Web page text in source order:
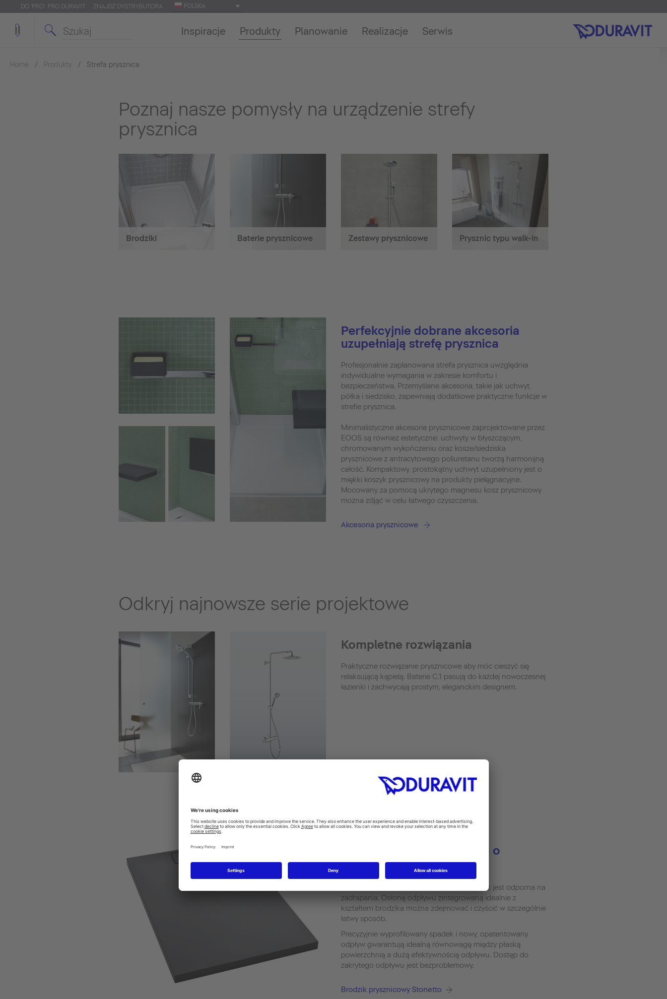
DO 'PRO': PRO.DURAVIT ZNAJDŹ DYSTRYBUTORA POLSKA
Inspiracje Produkty Planowanie Realizacje Serwis
Home Produkty Strefa prysznica
Poznaj nasze pomysły na urządzenie strefy
prysznica
Brodziki Baterie prysznicowe Zestawy prysznicowe Prysznic typu walk-in
Perfekcyjnie dobrane akcesoria
uzupełniają strefę prysznica
Profesjonalnie zaplanowana strefa prysznica uwzględnia
indywidualne wymagania w zakresie komfortu i
bezpieczeństwa. Przemyślane akcesoria, takie jak uchwyt,
półka i siedzisko, zapewniają dodatkowe praktyczne funkcje w
strefie prysznica.
Minimalistyczne akcesoria prysznicowe zaprojektowane przez
EOOS są również estetyczne: uchwyty w błyszczącym,
chromowanym wykończeniu oraz kosze/siedziska
prysznicowe z antracytowego poliuretanu tworzą harmonijną
całość. Kompaktowy, prostokątny uchwyt uzupełniony jest o
miękki koszyk prysznicowy na produkty pielęgnacyjne.
Mocowany za pomocą ukrytego magnesu kosz prysznicowy
można zdjąć w celu łatwego czyszczenia.
Akcesoria prysznicowe
Odkryj najnowsze serie projektowe
Kompletne rozwiązania
Praktyczne rozwiązanie prysznicowe aby móc cieszyć się
relaksującą kąpielą. Baterie C.1 pasują do każdej nowoczesnej
łazienki i zachwycają prostym, eleganckim designem.
Autentyczna powierzchnia o
charakterze kamienia
Matowa powierzchnia z DuroCast UltraResist jest odporna na
zadrapania. Osłonę odpływu zintegrowaną idealnie z
kształtem brodzika można zdejmować i czyścić w szczególnie
łatwy sposób.
Precyzyjnie wyprofilowany spadek i nowy, opatentowany
odpływ gwarantują idealną równowagę między płaską
powierzchnią a dużą efektywnością odpływu. Dostęp do
zakrytego odpływu jest bezproblemowy.
Brodzik prysznicowy Stonetto